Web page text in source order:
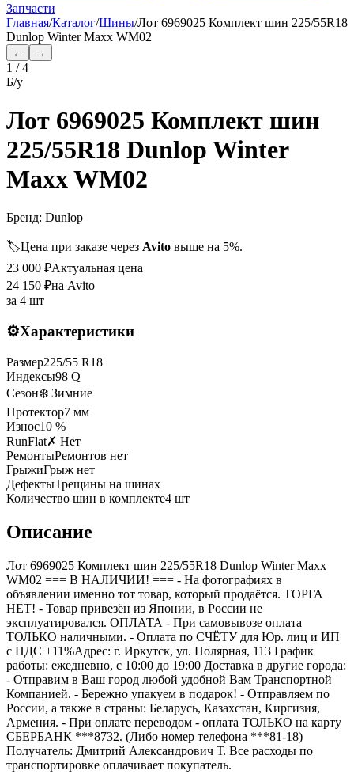
Запчасти
Главная/Каталог/Шины/Лот 6969025 Комплект шин 225/55R18
Dunlop Winter Maxx WM02
← →
1 /4
Б/у
Лот 6969025 Комплект шин
225/55R18 Dunlop Winter
Maxx WM02
Бренд: Dunlop
🏷️Цена при заказе через Avito выше на 5%.
23 000 ₽Актуальная цена
24 150 ₽на Avito
за 4 шт
⚙️Характеристики
Размер225/55 R18
Индексы98 Q
Сезон❄️ Зимние
Протектор7 мм
Износ10 %
RunFlat✗ Нет
РемонтыРемонтов нет
ГрыжиГрыж нет
ДефектыТрещины на шинах
Количество шин в комплекте4 шт
Описание
Лот 6969025 Комплект шин 225/55R18 Dunlop Winter Maxx
WM02 === B НАЛИЧИИ! === - На фотографиях в
объявлении именно тот товар, который продаётся. ТОРГА
НЕТ! - Товар привезён из Японии, в России не
эксплуатировался. ОПЛАТА - При самовывозе оплата
ТОЛЬКО наличными. - Оплата по СЧЁТУ для Юр. лиц и ИП
с НДС +11%Адрес: г. Иркутск, ул. Полярная, 113 График
работы: ежедневно, с 10:00 до 19:00 Доставка в другие города:
- Отправим в Ваш город любой удобной Вам Транспортной
Компанией. - Бережно упакуем в подарок! - Отправляем по
России, а также в страны: Беларусь, Казахстан, Киргизия,
Армения. - При оплате переводом - оплата ТОЛЬКО на карту
СБЕРБАНК ***8732. (Либо номер телефона ***81-18)
Получатель: Дмитрий Александрович Т. Все расходы по
транспортировке оплачивает покупатель.